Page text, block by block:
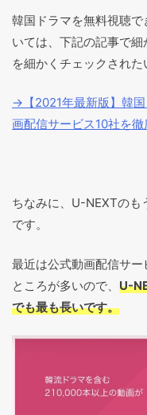
韓国ドラマを無料視聴
いては、下記の記事で
を細かくチェックされた
→【2021年最新版】韓
画配信サービス10社を徹
ちなみに、U-NEXTのも
です。
最近は公式動画配信サ
ところが多いので、 U-
でも最も長いです。